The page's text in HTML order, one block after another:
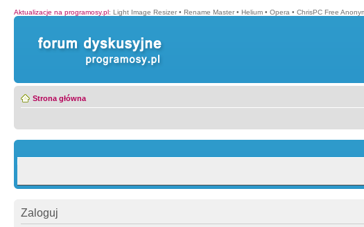
Aktualizacje na programosy.pl: Light Image Resizer • Rename Master • Helium • Opera • ChrisPC Free
Strona główna
Zaloguj